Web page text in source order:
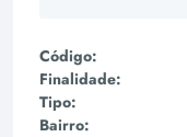
Código:
Finalidade:
Tipo:
Bairro: